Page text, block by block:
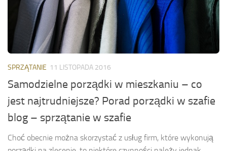
SPRZĄTANIE 11 LISTOPADA 2016
Samodzielne porządki w mieszkaniu – co
jest najtrudniejsze? Porad porządki w szafie
blog – sprzątanie w szafie
Choć obecnie można skorzystać z usług firm, które wykonują